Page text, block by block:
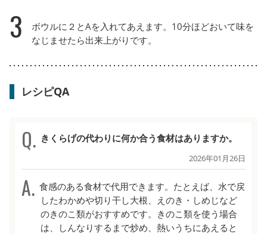
3
ボウルに２とAを入れてあえます。10分ほどおいて味を
なじませたら出来上がりです。
レシピQA
きくらげの代わりに何か合う食材はありますか。
2026年01月26日
食感のある食材で代用できます。たとえば、水で戻
したわかめや切り干し大根、えのき・しめじなど
のきのこ類がおすすめです。きのこ類を使う場合
は、しんなりするまで炒め、熱いうちにあえると